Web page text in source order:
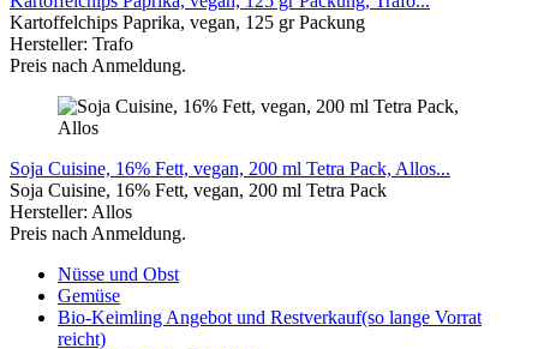
Kartoffelchips Paprika, vegan, 125 gr Packung
Hersteller: Trafo
Preis nach Anmeldung.
Soja Cuisine, 16% Fett, vegan, 200 ml Tetra Pack, Allos...
Soja Cuisine, 16% Fett, vegan, 200 ml Tetra Pack
Hersteller: Allos
Preis nach Anmeldung.
Nüsse und Obst
Gemüse
Bio-Keimling Angebot und Restverkauf(so lange Vorrat
reicht)